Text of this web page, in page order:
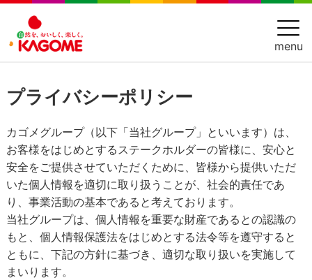
menu
プライバシーポリシー
カゴメグループ（以下「当社グループ」といいます）は、
お客様をはじめとするステークホルダーの皆様に、安心と
安全をご提供させていただくために、皆様から提供いただ
いた個人情報を適切に取り扱うことが、社会的責任であ
り、事業活動の基本であると考えております。
当社グループは、個人情報を重要な財産であるとの認識の
もと、個人情報保護法をはじめとする法令等を遵守すると
ともに、下記の方針に基づき、適切な取り扱いを実施して
まいります。